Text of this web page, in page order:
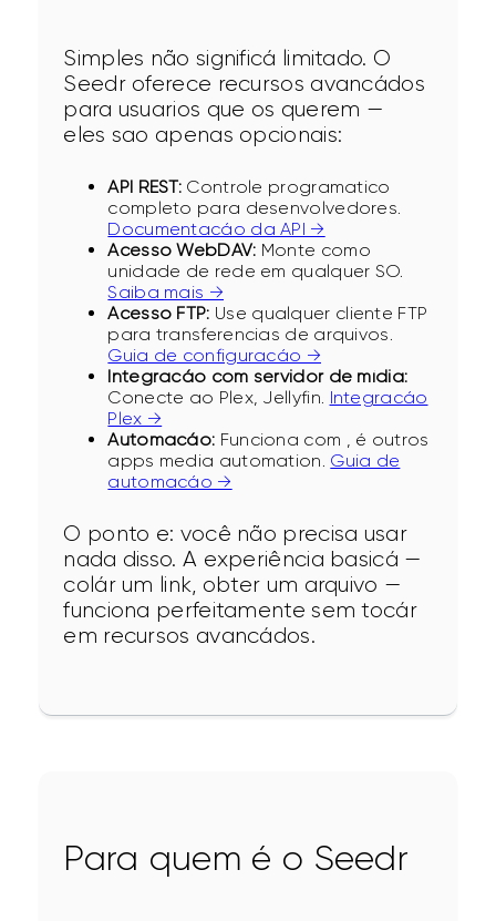
Simples não significá limitado. O
Seedr oferece recursos avancádos
para usuarios que os querem —
eles sao apenas opcionais:
API REST: Controle programatico
completo para desenvolvedores.
Documentacáo da API →
Acesso WebDAV: Monte como
unidade de rede em qualquer SO.
Saiba mais →
Acesso FTP: Use qualquer cliente FTP
para transferencias de arquivos.
Guia de configuracáo →
Integracáo com servidor de mídia:
Conecte ao Plex, Jellyfin. Integracáo
Plex →
Automacáo: Funciona com , é outros
apps media automation. Guia de
automacáo →
O ponto e: você não precisa usar
nada disso. A experiência basicá —
colár um link, obter um arquivo —
funciona perfeitamente sem tocár
em recursos avancádos.
Para quem é o Seedr